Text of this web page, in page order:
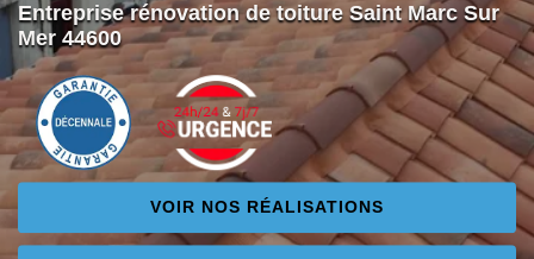
Entreprise rénovation de toiture Saint Marc Sur
Mer 44600
VOIR NOS RÉALISATIONS